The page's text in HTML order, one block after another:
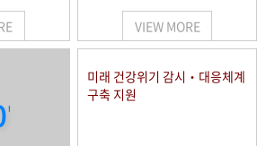
VIEW MORE
'
미래 건강위기 감시‧대응체계
구축 지원